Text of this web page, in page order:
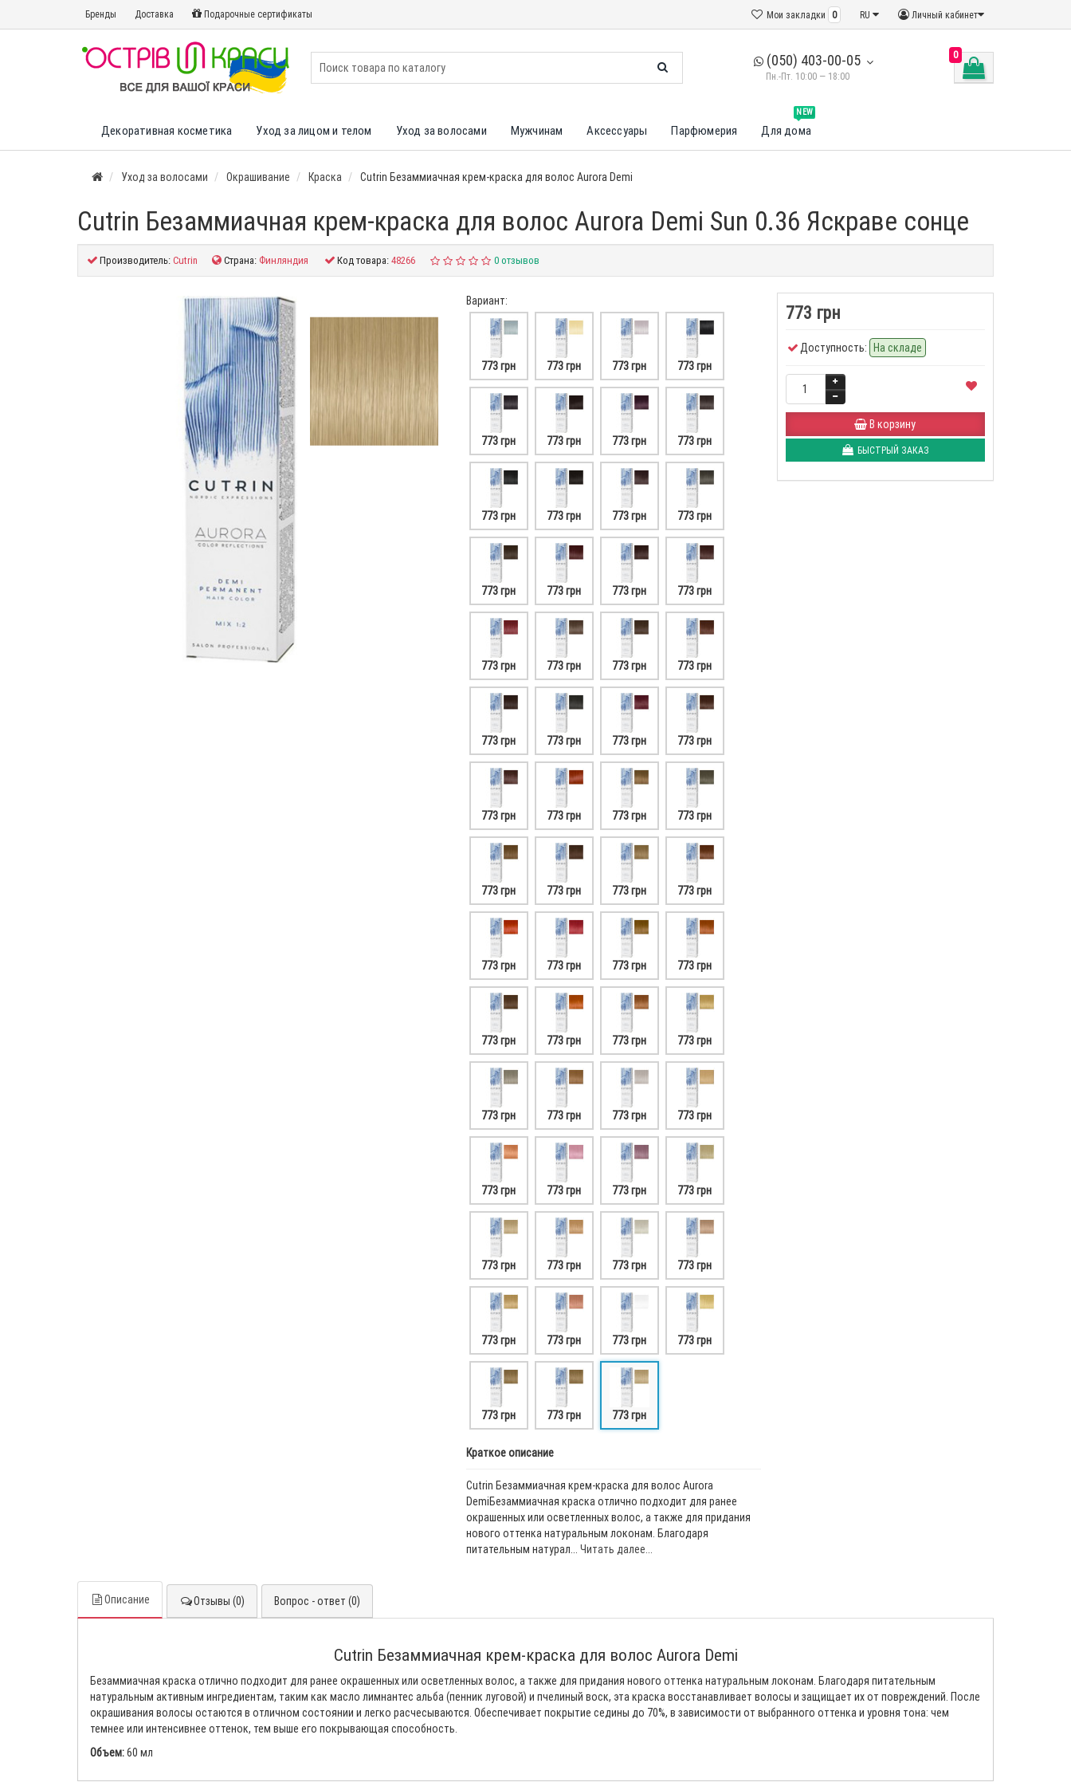
Бренды Доставка Подарочные сертификаты Личный кабинет
RU
Мои закладки 0
(050) 403-00-05
Пн.-Пт. 10:00 — 18:00
0
Декоративная косметика Уход за лицом и телом Уход за волосами Мужчинам Аксессуары Парфюмерия
NEW
Для дома
Уход за волосами Окрашивание Краска Cutrin Безаммиачная крем-краска для волос Aurora Demi
Cutrin Безаммиачная крем-краска для волос Aurora Demi Sun 0.36 Яскраве сонце
Производитель:Cutrin Страна: Финляндия Код товара:48266 0 отзывов
Вариант:
773 грн 773 грн 773 грн 773 грн
773 грн 773 грн 773 грн 773 грн
773 грн 773 грн 773 грн 773 грн
773 грн 773 грн 773 грн 773 грн
773 грн 773 грн 773 грн 773 грн
773 грн 773 грн 773 грн 773 грн
773 грн 773 грн 773 грн 773 грн
773 грн 773 грн 773 грн 773 грн
773 грн 773 грн 773 грн 773 грн
773 грн 773 грн 773 грн 773 грн
773 грн 773 грн 773 грн 773 грн
773 грн 773 грн 773 грн 773 грн
773 грн 773 грн 773 грн 773 грн
773 грн 773 грн 773 грн 773 грн
773 грн 773 грн 773 грн
Краткое описание
Cutrin Безаммиачная крем-краска для волос Aurora
DemiБезаммиачная краска отлично подходит для ранее
окрашенных или осветленных волос, а также для придания
нового оттенка натуральным локонам. Благодаря
питательным натурал... Читать далее...
773 грн
Доступность: На складе
В корзину
БЫСТРЫЙ ЗАКАЗ
Описание Отзывы (0) Вопрос - ответ (0)
Cutrin Безаммиачная крем-краска для волос Aurora Demi
Безаммиачная краска отлично подходит для ранее окрашенных или осветленных волос, а также для придания нового оттенка натуральным локонам. Благодаря питательным
натуральным активным ингредиентам, таким как масло лимнантес альба (пенник луговой) и пчелиный воск, эта краска восстанавливает волосы и защищает их от повреждений. После
окрашивания волосы остаются в отличном состоянии и легко расчесываются. Обеспечивает покрытие седины до 70%, в зависимости от выбранного оттенка и уровня тона: чем
темнее или интенсивнее оттенок, тем выше его покрывающая способность.
Объем:60 мл